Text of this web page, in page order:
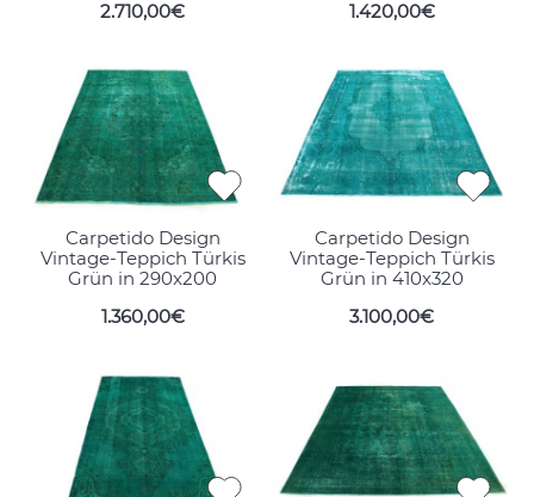
2.710,00€
1.420,00€
Carpetido Design
Vintage-Teppich Türkis
Grün in 290x200
1.360,00€
Carpetido Design
Vintage-Teppich Türkis
Grün in 410x320
3.100,00€